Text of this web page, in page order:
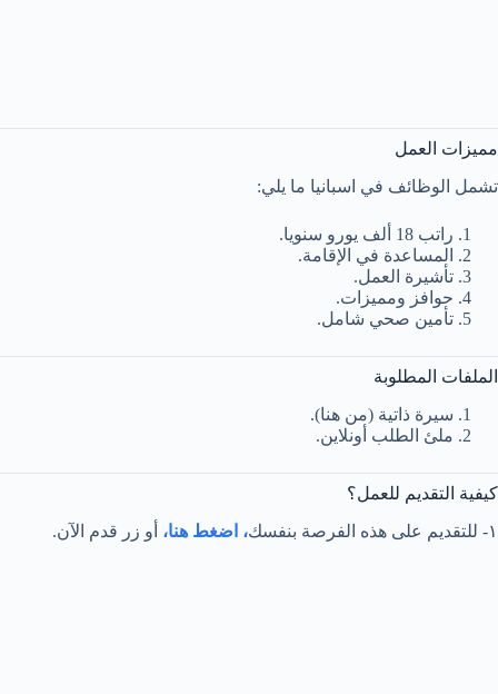
مميزات العمل
تشمل الوظائف في اسبانيا ما يلي:
راتب 18 ألف يورو سنويا.
المساعدة في الإقامة.
تأشيرة العمل.
حوافز ومميزات.
تأمين صحي شامل.
الملفات المطلوبة
سيرة ذاتية (من هنا).
ملئ الطلب أونلاين.
كيفية التقديم للعمل؟
١- للتقديم على هذه الفرصة بنفسك
، اضغط هنا، أو زر قدم الآن.